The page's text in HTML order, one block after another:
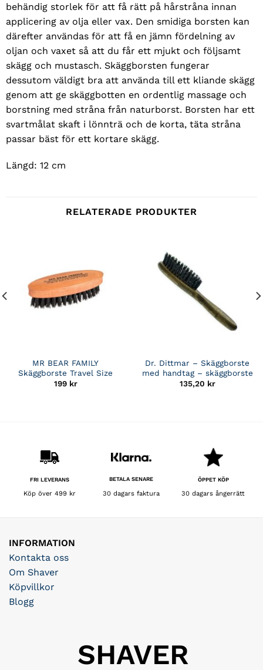
behändig storlek för att få rätt på hårstråna innan
applicering av olja eller vax. Den smidiga borsten kan
därefter användas för att få en jämn fördelning av
oljan och vaxet så att du får ett mjukt och följsamt
skägg och mustasch. Skäggborsten fungerar
dessutom väldigt bra att använda till ett kliande skägg
genom att ge skäggbotten en ordentlig massage och
borstning med stråna från naturborst. Borsten har ett
svartmålat skaft i lönnträ och de korta, täta stråna
passar bäst för ett kortare skägg.
Längd: 12 cm
RELATERADE PRODUKTER
MR BEAR FAMILY
Skäggborste Travel Size
199 kr
Dr. Dittmar – Skäggborste
med handtag – skäggborste
135,20 kr
FRI LEVERANS
Köp över 499 kr
BETALA SENARE
30 dagars faktura
ÖPPET KÖP
30 dagars ångerrätt
INFORMATION
Kontakta oss
Om Shaver
Köpvillkor
Blogg
SHAVER